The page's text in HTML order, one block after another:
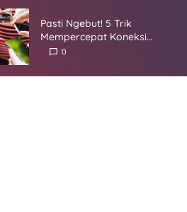
Pasti Ngebut! 5 Trik
Mempercepat Koneksi
Internet yang Harus Kamu
0